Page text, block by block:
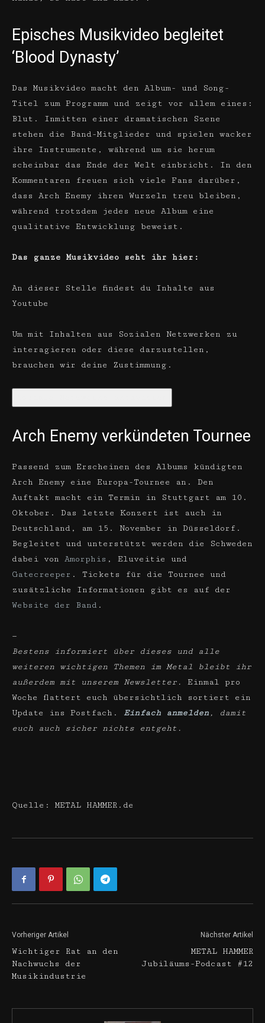
Episches Musikvideo begleitet
‘Blood Dynasty’
Das Musikvideo macht den Album- und Song-
Titel zum Programm und zeigt vor allem eines:
Blut. Inmitten einer dramatischen Szene
stehen die Band-Mitglieder und spielen wacker
ihre Instrumente, während um sie herum
scheinbar das Ende der Welt einbricht. In den
Kommentaren freuen sich viele Fans darüber,
dass Arch Enemy ihren Wurzeln treu bleiben,
während trotzdem jedes neue Album eine
qualitative Entwicklung beweist.
Das ganze Musikvideo seht ihr hier:
An dieser Stelle findest du Inhalte aus
Youtube
Um mit Inhalten aus Sozialen Netzwerken zu
interagieren oder diese darzustellen,
brauchen wir deine Zustimmung.
Arch Enemy verkündeten Tournee
Passend zum Erscheinen des Albums kündigten
Arch Enemy eine Europa-Tournee an. Den
Auftakt macht ein Termin in Stuttgart am 10.
Oktober. Das letzte Konzert ist auch in
Deutschland, am 15. November in Düsseldorf.
Begleitet und unterstützt werden die Schweden
dabei von Amorphis , Eluveitie und
Gatecreeper . Tickets für die Tournee und
zusätzliche Informationen gibt es auf der
Website der Band .
—
Bestens informiert über dieses und alle
weiteren wichtigen Themen im Metal bleibt ihr
außerdem mit unserem Newsletter.
Einmal pro
Woche flattert euch übersichtlich sortiert ein
Update ins Postfach. Einfach anmelden , damit
euch auch sicher nichts entgeht.
Quelle: METAL HAMMER.de
Vorheriger Artikel
Wichtiger Rat an den
Nachwuchs der
Musikindustrie
Nächster Artikel
METAL HAMMER
Jubiläums-Podcast #12